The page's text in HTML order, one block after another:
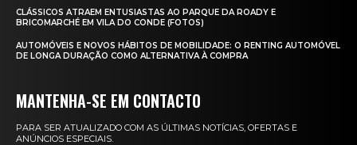
CLÁSSICOS ATRAEM ENTUSIASTAS AO PARQUE DA ROADY E
BRICOMARCHÉ EM VILA DO CONDE (FOTOS)
AUTOMÓVEIS E NOVOS HÁBITOS DE MOBILIDADE: O RENTING AUTOMÓVEL
DE LONGA DURAÇÃO COMO ALTERNATIVA À COMPRA
MANTENHA-SE EM CONTACTO
PARA SER ATUALIZADO COM AS ÚLTIMAS NOTÍCIAS, OFERTAS E
ANÚNCIOS ESPECIAIS.